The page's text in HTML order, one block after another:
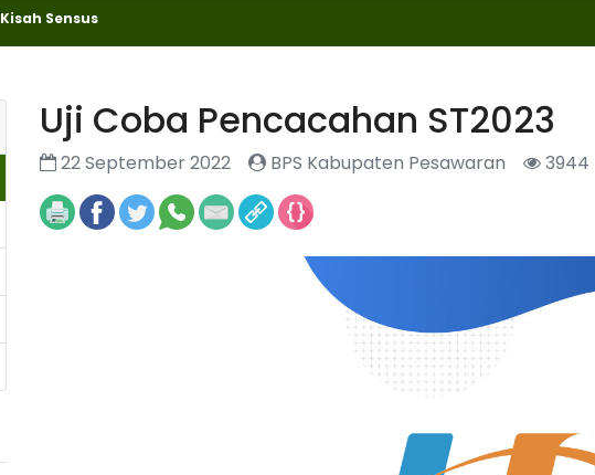
Kisah Sensus
Uji Coba Pencacahan ST2023
22 September 2022 BPS Kabupaten Pesawaran 3944